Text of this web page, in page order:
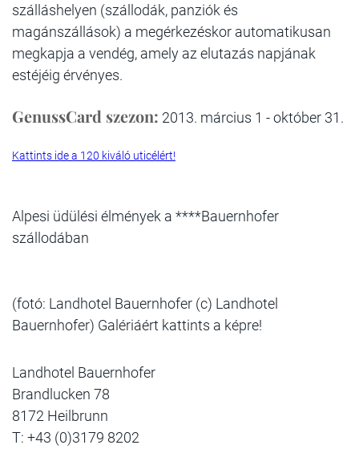
szálláshelyen (szállodák, panziók és
magánszállások) a megérkezéskor automatikusan
megkapja a vendég, amely az elutazás napjának
estéjéig érvényes.
GenussCard szezon: 2013. március 1 - október 31.
Kattints ide a 120 kiváló uticélért!
Alpesi üdülési élmények a ****Bauernhofer
szállodában
(fotó: Landhotel Bauernhofer (c) Landhotel
Bauernhofer) Galériáért kattints a képre!
Landhotel Bauernhofer
Brandlucken 78
8172 Heilbrunn
T: +43 (0)3179 8202